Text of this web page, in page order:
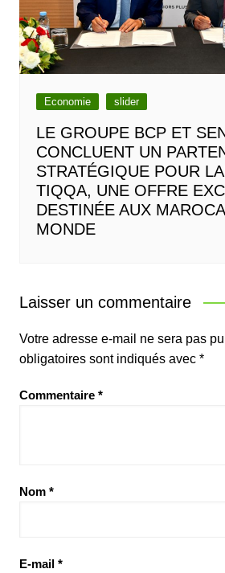
Economie slider
LE GROUPE BCP ET
CONCLUENT UN
STRATÉGIQUE POUR
TIQQA, UNE OFFRE
DESTINÉE AUX
MONDE
Laisser un commentaire
Votre adresse e-mail ne sera pas
obligatoires sont indiqués avec *
Commentaire *
Nom *
E-mail *